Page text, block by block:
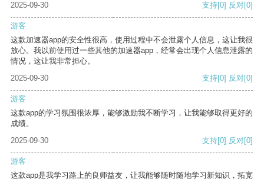
2025-09-30
支持[0] 反对[0]
游客
这款加速器app的安全性很高，使用过程中不会泄露个人信息，这让我很
放心。我以前使用过一些其他的加速器app，经常会出现个人信息泄露的
情况，这让我非常担心。
2025-09-30
支持[0] 反对[0]
游客
这款app的学习氛围很浓厚，能够激励我不断学习，让我能够取得更好的
成绩。
2025-09-30
支持[0] 反对[0]
游客
这款app是我学习路上的良师益友，让我能够随时随地学习新知识，拓宽